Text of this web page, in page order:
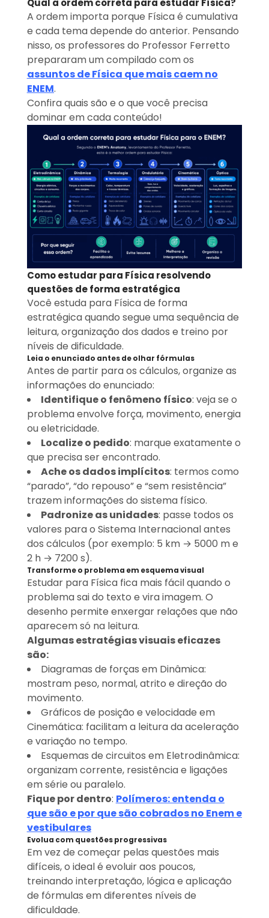
Qual a ordem correta para estudar Física?
A ordem importa porque Física é cumulativa
e cada tema depende do anterior. Pensando
nisso, os professores do Professor Ferretto
prepararam um compilado com os
assuntos de Física que mais caem no
ENEM.
Confira quais são e o que você precisa
dominar em cada conteúdo!
Como estudar para Física resolvendo
questões de forma estratégica
Você estuda para Física de forma
estratégica quando segue uma sequência de
leitura, organização dos dados e treino por
níveis de dificuldade.
Leia o enunciado antes de olhar fórmulas
Antes de partir para os cálculos, organize as
informações do enunciado:
Identifique o fenômeno físico: veja se o
problema envolve força, movimento, energia
ou eletricidade.
Localize o pedido: marque exatamente o
que precisa ser encontrado.
Ache os dados implícitos: termos como
“parado”, “do repouso” e “sem resistência”
trazem informações do sistema físico.
Padronize as unidades: passe todos os
valores para o Sistema Internacional antes
dos cálculos (por exemplo: 5 km → 5000 m e
2 h → 7200 s).
Transforme o problema em esquema visual
Estudar para Física fica mais fácil quando o
problema sai do texto e vira imagem. O
desenho permite enxergar relações que não
aparecem só na leitura.
Algumas estratégias visuais eficazes
são:
Diagramas de forças em Dinâmica:
mostram peso, normal, atrito e direção do
movimento.
Gráficos de posição e velocidade em
Cinemática: facilitam a leitura da aceleração
e variação no tempo.
Esquemas de circuitos em Eletrodinâmica:
organizam corrente, resistência e ligações
em série ou paralelo.
Fique por dentro: Polímeros: entenda o
que são e por que são cobrados no Enem e
vestibulares
Evolua com questões progressivas
Em vez de começar pelas questões mais
difíceis, o ideal é evoluir aos poucos,
treinando interpretação, lógica e aplicação
de fórmulas em diferentes níveis de
dificuldade.